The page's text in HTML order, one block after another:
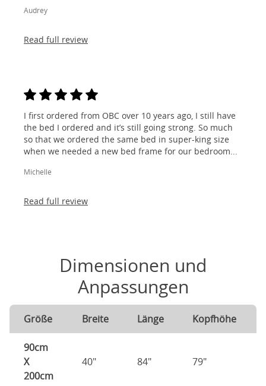
Audrey
Read full review
I first ordered from OBC over 10 years ago, I still have
the bed I ordered and it’s still going strong. So much
so that we ordered the same bed in super-king size
when we needed a new bed frame for our bedroom...
Michelle
Read full review
Dimensionen und
Anpassungen
Größe Breite Länge Kopfhöhe
90cm
X
200cm
40" 84" 79"